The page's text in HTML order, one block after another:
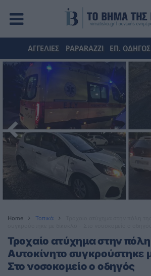
ΑΓΓΕΛΙΕΣ PAPARAZZI ΕΠ. ΟΔΗΓΟΣ
Home Τοπικά
Τροχαίο ατύχημα στην
Αυτοκίνητο συγκρούστηκε
Στο νοσοκομείο ο οδηγός